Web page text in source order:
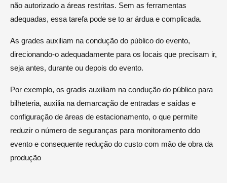
não autorizado a áreas restritas. Sem as ferramentas
adequadas, essa tarefa pode se to ar árdua e complicada.
As grades auxiliam na condução do público do evento,
direcionando-o adequadamente para os locais que precisam ir,
seja antes, durante ou depois do evento.
Por exemplo, os gradis auxiliam na condução do público para
bilheteria, auxilia na demarcação de entradas e saídas e
configuração de áreas de estacionamento, o que permite
reduzir o número de seguranças para monitoramento ddo
evento e consequente redução do custo com mão de obra da
produção